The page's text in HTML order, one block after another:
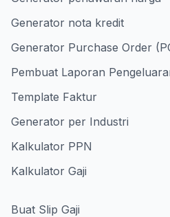
Generator nota kredit
Generator Purchase Order
Pembuat Laporan
Template Faktur
Generator per Industri
Kalkulator PPN
Kalkulator Gaji
Buat Slip Gaji